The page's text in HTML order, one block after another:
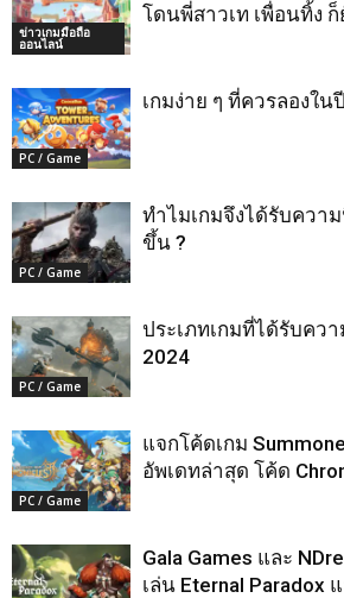
ข่าวเกมมือถือ
ออนไลน์
โดนพี่สาวเท เพื่อนทิ้ง
PC / Game
เกมง่าย ๆ ที่ควรลองใน
PC / Game
ทำไมเกมจึงได้รับควา
ขึ้น ?
PC / Game
ประเภทเกมที่ได้รับคว
2024
PC / Game
แจกโค้ดเกม
อัพเดทล่าสุด โค้ด
Gala Games และ
เล่น Eternal Paradox